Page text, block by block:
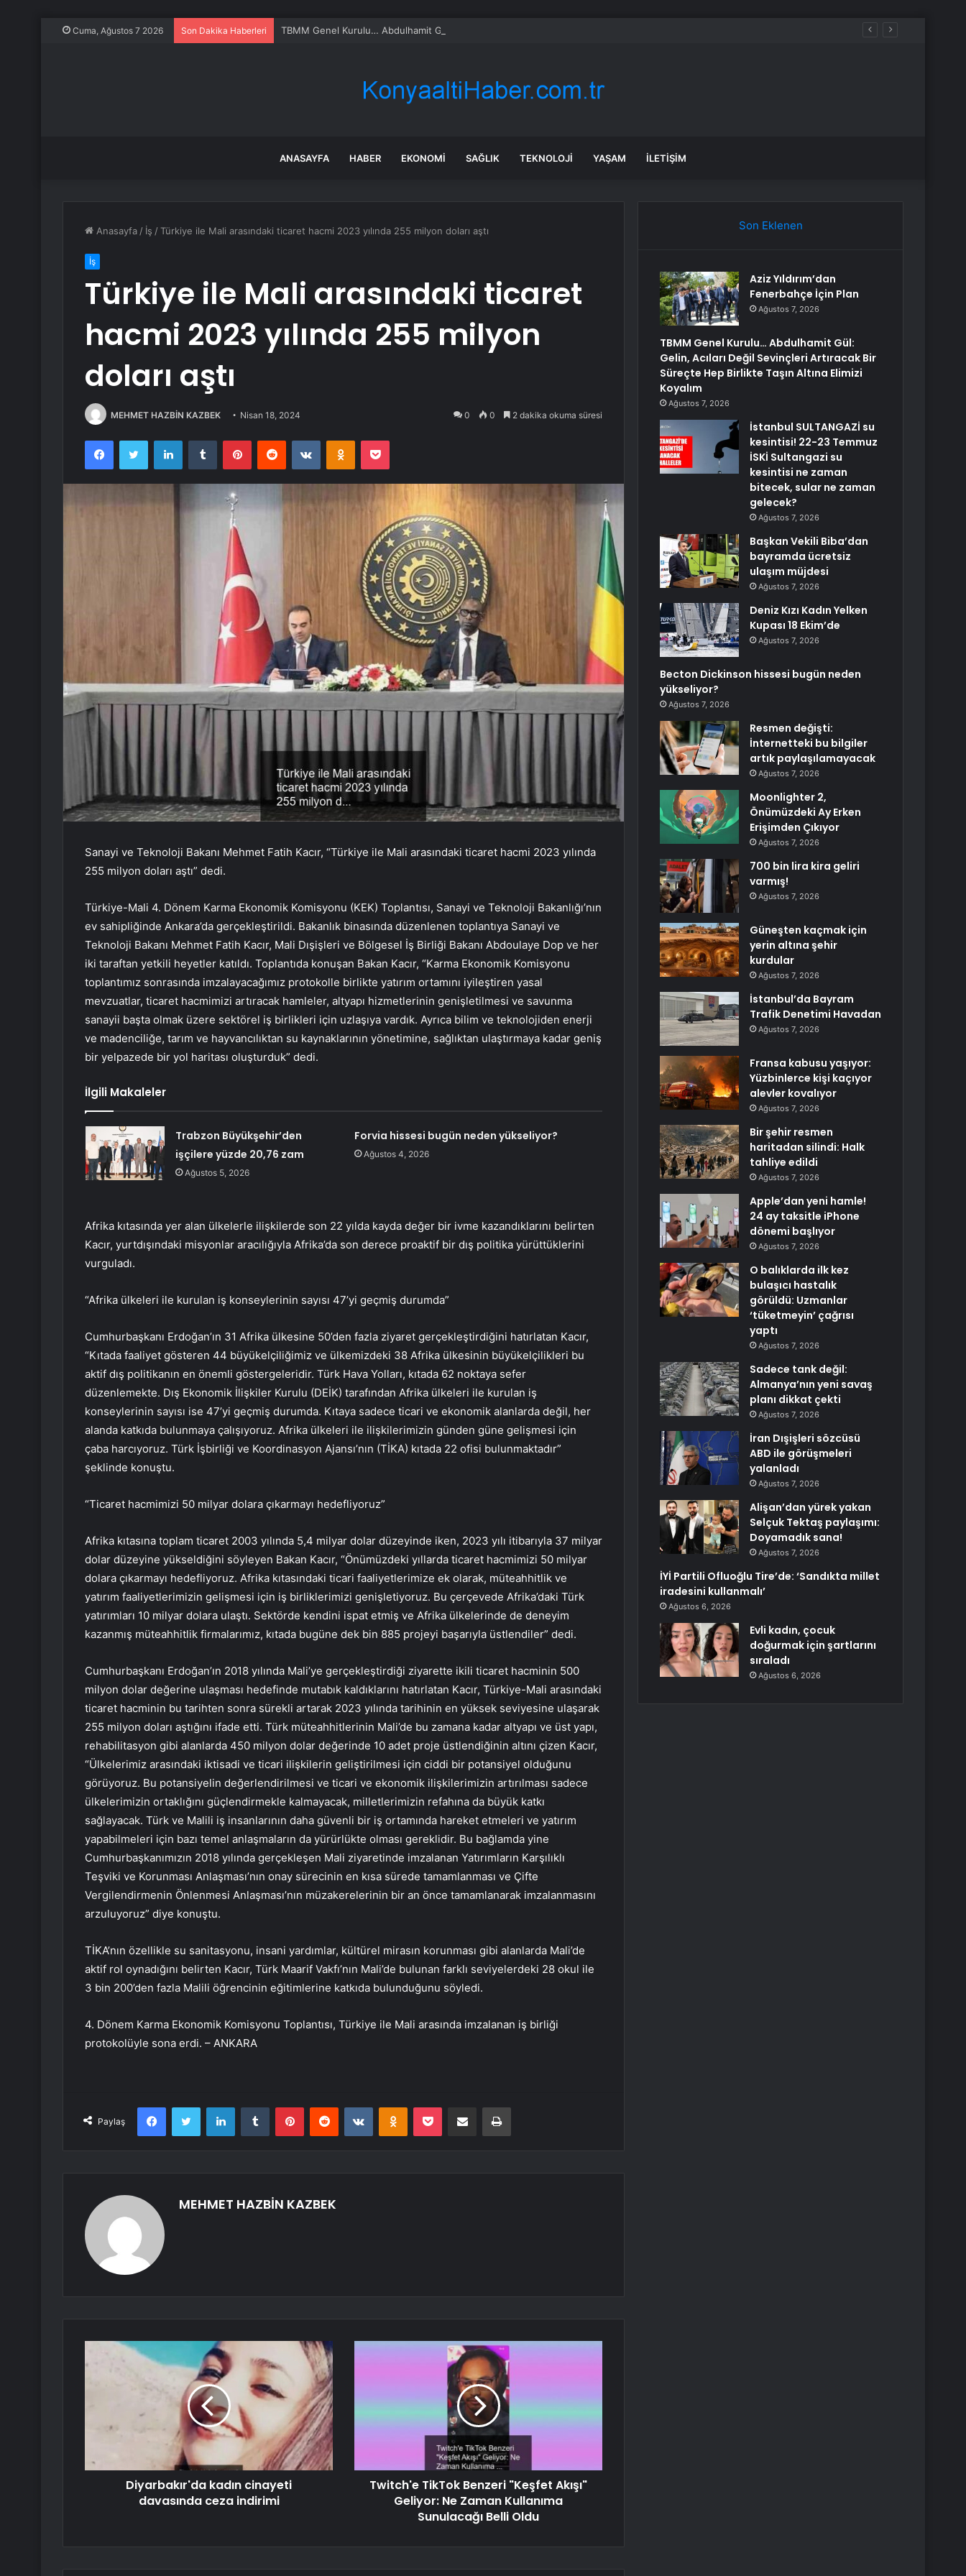
Cuma, Ağustos 7 2026 Son Dakika Haberleri TBMM Genel Kurulu… Abdulhamit Gül: Gelin, Acıları Değil Sevinçleri Artıracak Bir Süreçte Hep Birlikte Taşın Altına Elimizi Koyalım
ANASAYFA HABER EKONOMI SAĞLIK TEKNOLOJI YAŞAM İLETIŞIM
Anasayfa / İş /Türkiye ile Mali arasındaki ticaret hacmi 2023 yılında 255 milyon doları aştı
İş
Türkiye ile Mali arasındaki ticaret
hacmi 2023 yılında 255 milyon
doları aştı
MEHMET HAZBİN KAZBEK Nisan 18, 2024 0 0 2 dakika okuma süresi
FacebookTwitter LinkedInTumblr PinterestReddit VKontakteOdnoklassniki
Pocket
Sanayi ve Teknoloji Bakanı Mehmet Fatih Kacır, “Türkiye ile Mali arasındaki ticaret hacmi 2023 yılında
255 milyon doları aştı” dedi.
Türkiye-Mali 4. Dönem Karma Ekonomik Komisyonu (KEK) Toplantısı, Sanayi ve Teknoloji Bakanlığı’nın
ev sahipliğinde Ankara’da gerçekleştirildi. Bakanlık binasında düzenlenen toplantıya Sanayi ve
Teknoloji Bakanı Mehmet Fatih Kacır, Mali Dışişleri ve Bölgesel İş Birliği Bakanı Abdoulaye Dop ve her
iki taraftan yetkili heyetler katıldı. Toplantıda konuşan Bakan Kacır, “Karma Ekonomik Komisyonu
toplantımız sonrasında imzalayacağımız protokolle birlikte yatırım ortamını iyileştiren yasal
mevzuatlar, ticaret hacmimizi artıracak hamleler, altyapı hizmetlerinin genişletilmesi ve savunma
sanayii başta olmak üzere sektörel iş birlikleri için uzlaşıya vardık. Ayrıca bilim ve teknolojiden enerji
ve madenciliğe, tarım ve hayvancılıktan su kaynaklarının yönetimine, sağlıktan ulaştırmaya kadar geniş
bir yelpazede bir yol haritası oluşturduk” dedi.
İlgili Makaleler
Trabzon Büyükşehir’den
işçilere yüzde 20,76 zam
Ağustos 5, 2026
Forvia hissesi bugün neden yükseliyor?
Ağustos 4, 2026
Afrika kıtasında yer alan ülkelerle ilişkilerde son 22 yılda kayda değer bir ivme kazandıklarını belirten
Kacır, yurtdışındaki misyonlar aracılığıyla Afrika’da son derece proaktif bir dış politika yürüttüklerini
vurguladı.
“Afrika ülkeleri ile kurulan iş konseylerinin sayısı 47’yi geçmiş durumda”
Cumhurbaşkanı Erdoğan’ın 31 Afrika ülkesine 50’den fazla ziyaret gerçekleştirdiğini hatırlatan Kacır,
“Kıtada faaliyet gösteren 44 büyükelçiliğimiz ve ülkemizdeki 38 Afrika ülkesinin büyükelçilikleri bu
aktif dış politikanın en önemli göstergeleridir. Türk Hava Yolları, kıtada 62 noktaya sefer
düzenlemekte. Dış Ekonomik İlişkiler Kurulu (DEİK) tarafından Afrika ülkeleri ile kurulan iş
konseylerinin sayısı ise 47’yi geçmiş durumda. Kıtaya sadece ticari ve ekonomik alanlarda değil, her
alanda katkıda bulunmaya çalışıyoruz. Afrika ülkeleri ile ilişkilerimizin günden güne gelişmesi için
çaba harcıyoruz. Türk İşbirliği ve Koordinasyon Ajansı’nın (TİKA) kıtada 22 ofisi bulunmaktadır”
şeklinde konuştu.
“Ticaret hacmimizi 50 milyar dolara çıkarmayı hedefliyoruz”
Afrika kıtasına toplam ticaret 2003 yılında 5,4 milyar dolar düzeyinde iken, 2023 yılı itibarıyla 37 milyar
dolar düzeyine yükseldiğini söyleyen Bakan Kacır, “Önümüzdeki yıllarda ticaret hacmimizi 50 milyar
dolara çıkarmayı hedefliyoruz. Afrika kıtasındaki ticari faaliyetlerimize ek olarak, müteahhitlik ve
yatırım faaliyetlerimizin gelişmesi için iş birliklerimizi genişletiyoruz. Bu çerçevede Afrika’daki Türk
yatırımları 10 milyar dolara ulaştı. Sektörde kendini ispat etmiş ve Afrika ülkelerinde de deneyim
kazanmış müteahhitlik firmalarımız, kıtada bugüne dek bin 885 projeyi başarıyla üstlendiler” dedi.
Cumhurbaşkanı Erdoğan’ın 2018 yılında Mali’ye gerçekleştirdiği ziyarette ikili ticaret hacminin 500
milyon dolar değerine ulaşması hedefinde mutabık kaldıklarını hatırlatan Kacır, Türkiye-Mali arasındaki
ticaret hacminin bu tarihten sonra sürekli artarak 2023 yılında tarihinin en yüksek seviyesine ulaşarak
255 milyon doları aştığını ifade etti. Türk müteahhitlerinin Mali’de bu zamana kadar altyapı ve üst yapı,
rehabilitasyon gibi alanlarda 450 milyon dolar değerinde 10 adet proje üstlendiğinin altını çizen Kacır,
“Ülkelerimiz arasındaki iktisadi ve ticari ilişkilerin geliştirilmesi için ciddi bir potansiyel olduğunu
görüyoruz. Bu potansiyelin değerlendirilmesi ve ticari ve ekonomik ilişkilerimizin artırılması sadece
ülkelerimizin ortaklığını güçlendirmekle kalmayacak, milletlerimizin refahına da büyük katkı
sağlayacak. Türk ve Malili iş insanlarının daha güvenli bir iş ortamında hareket etmeleri ve yatırım
yapabilmeleri için bazı temel anlaşmaların da yürürlükte olması gereklidir. Bu bağlamda yine
Cumhurbaşkanımızın 2018 yılında gerçekleşen Mali ziyaretinde imzalanan Yatırımların Karşılıklı
Teşviki ve Korunması Anlaşması’nın onay sürecinin en kısa sürede tamamlanması ve Çifte
Vergilendirmenin Önlenmesi Anlaşması’nın müzakerelerinin bir an önce tamamlanarak imzalanmasını
arzuluyoruz” diye konuştu.
TİKA’nın özellikle su sanitasyonu, insani yardımlar, kültürel mirasın korunması gibi alanlarda Mali’de
aktif rol oynadığını belirten Kacır, Türk Maarif Vakfı’nın Mali’de bulunan farklı seviyelerdeki 28 okul ile
3 bin 200’den fazla Malili öğrencinin eğitimlerine katkıda bulunduğunu söyledi.
4. Dönem Karma Ekonomik Komisyonu Toplantısı, Türkiye ile Mali arasında imzalanan iş birliği
protokolüyle sona erdi. – ANKARA
Paylaş
FacebookTwitter LinkedInTumblr PinterestReddit VKontakteOdnoklassniki
Pocket E-Posta ile paylaş Yazdır
MEHMET HAZBİN KAZBEK
Diyarbakır'da kadın cinayeti
davasında ceza indirimi
Twitch'e TikTok Benzeri "Keşfet Akışı"
Geliyor: Ne Zaman Kullanıma
Sunulacağı Belli Oldu
Son Eklenen
Aziz Yıldırım’dan
Fenerbahçe İçin Plan
Ağustos 7, 2026
TBMM Genel Kurulu… Abdulhamit Gül:
Gelin, Acıları Değil Sevinçleri Artıracak Bir
Süreçte Hep Birlikte Taşın Altına Elimizi
Koyalım
Ağustos 7, 2026
İstanbul SULTANGAZİ su
kesintisi! 22-23 Temmuz
İSKİ Sultangazi su
kesintisi ne zaman
bitecek, sular ne zaman
gelecek?
Ağustos 7, 2026
Başkan Vekili Biba’dan
bayramda ücretsiz
ulaşım müjdesi
Ağustos 7, 2026
Deniz Kızı Kadın Yelken
Kupası 18 Ekim’de
Ağustos 7, 2026
Becton Dickinson hissesi bugün neden
yükseliyor?
Ağustos 7, 2026
Resmen değişti:
İnternetteki bu bilgiler
artık paylaşılamayacak
Ağustos 7, 2026
Moonlighter 2,
Önümüzdeki Ay Erken
Erişimden Çıkıyor
Ağustos 7, 2026
700 bin lira kira geliri
varmış!
Ağustos 7, 2026
Güneşten kaçmak için
yerin altına şehir
kurdular
Ağustos 7, 2026
İstanbul’da Bayram
Trafik Denetimi Havadan
Ağustos 7, 2026
Fransa kabusu yaşıyor:
Yüzbinlerce kişi kaçıyor
alevler kovalıyor
Ağustos 7, 2026
Bir şehir resmen
haritadan silindi: Halk
tahliye edildi
Ağustos 7, 2026
Apple’dan yeni hamle!
24 ay taksitle iPhone
dönemi başlıyor
Ağustos 7, 2026
O balıklarda ilk kez
bulaşıcı hastalık
görüldü: Uzmanlar
‘tüketmeyin’ çağrısı
yaptı
Ağustos 7, 2026
Sadece tank değil:
Almanya’nın yeni savaş
planı dikkat çekti
Ağustos 7, 2026
İran Dışişleri sözcüsü
ABD ile görüşmeleri
yalanladı
Ağustos 7, 2026
Alişan’dan yürek yakan
Selçuk Tektaş paylaşımı:
Doyamadık sana!
Ağustos 7, 2026
İYİ Partili Ofluoğlu Tire’de: ‘Sandıkta millet
iradesini kullanmalı’
Ağustos 6, 2026
Evli kadın, çocuk
doğurmak için şartlarını
sıraladı
Ağustos 6, 2026